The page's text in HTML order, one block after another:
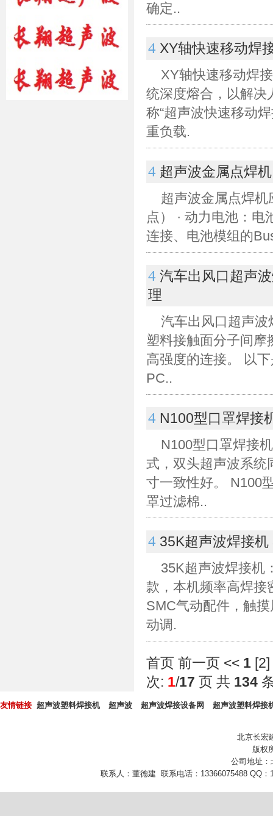
确定..
4 XY轴快速移动焊
XY轴快速移动焊
统深度熔合，以解决
称“超声波快速移动
重负载.
4 超声波金属点焊
超声波金属点焊
点） · 动力电池：
连接、电池模组的
4 汽车出风口超声
理
汽车出风口超声
塑料接触面分子间摩
高强度的连接。 以
PC..
4 N100型口罩焊接
N100型口罩焊接
式，双头超声波系统
寸一致性好。 N100
罩过滤棉..
4 35K超声波焊接
35K超声波焊接机
款，本机频率高焊接
SMC气动配件，触
动调.
首页 前一页 << 1 [2]
次: 1/17 页 共 134
友情链接 超声波塑料焊接机 超声波 超声波焊接设备网 超声波塑料焊接
北京长宏
版权
公司地址：
联系人：董德建 联系电话：13366075488 QQ：